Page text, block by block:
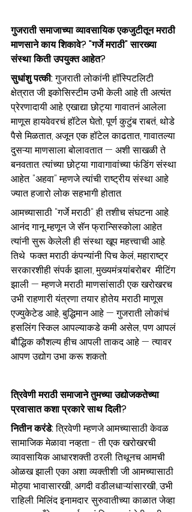
गुजराती समाजाच्या व्यावसायिक एकजुटीतून मराठी
माणसाने काय शिकावे? "गर्जे मराठी" सारख्या
संस्था किती उपयुक्त आहेत?
सुधांशु पत्की: गुजराती लोकांनी हॉस्पिटलिटी
क्षेत्रात जी इकोसिस्टीम उभी केली आहे ती अत्यंत
प्रेरणादायी आहे. एखाद्या छोट्या गावातनं आलेला
माणूस हायवेवरचं हॉटेल घेतो, पूर्ण कुटुंब राबतं, थोडे
पैसे मिळतात, अजून एक हॉटेल काढतात, गावातल्या
दुसऱ्या माणसाला बोलावतात — अशी साखळी ते
बनवतात. त्यांच्या छोट्या गावागावांच्या फंडिंग संस्था
आहेत. "अहवा" म्हणजे त्यांची राष्ट्रीय संस्था आहे
ज्यात हजारो लोक सहभागी होतात.
आमच्यासाठी "गर्जे मराठी" ही तशीच संघटना आहे.
आनंद गानू म्हणून जे सॅन फ्रान्सिस्कोला आहेत
त्यांनी सुरू केलेली ही संस्था खूप महत्त्वाची आहे.
तिथे  फक्त मराठी कंपन्यांनी पिच केलं, महाराष्ट्र
सरकारशीही संपर्क झाला, मुख्यमंत्र्यांबरोबर  मीटिंग
झाली — म्हणजे मराठी माणसांसाठी एक खरोखरच
उभी राहणारी यंत्रणा तयार होतेय. मराठी माणूस
एज्युकेटेड आहे, बुद्धिमान आहे — गुजराती लोकांचं
हसलिंग स्किल आपल्याकडे कमी असेल, पण आपलं
बौद्धिक कौशल्य हीच आपली ताकद आहे — त्यावर
आपण उद्योग उभा करू शकतो.
त्रिवेणी मराठी समाजाने तुमच्या उद्योजकतेच्या
प्रवासात कशा प्रकारे साथ दिली?
नितीन करंडे: त्रिवेणी म्हणजे आमच्यासाठी केवळ
सामाजिक मेळावा नव्हता - ती एक खरोखरची
व्यावसायिक आधारशक्ती ठरली. तिथूनच आमची
ओळख झाली एका अशा व्यक्तीशी जी आमच्यासाठी
मोठ्या भावासारखी, अगदी वडीलधाऱ्यांसारखी, उभी
राहिली. मिलिंद इनामदार. सुरुवातीच्या काळात जेव्हा